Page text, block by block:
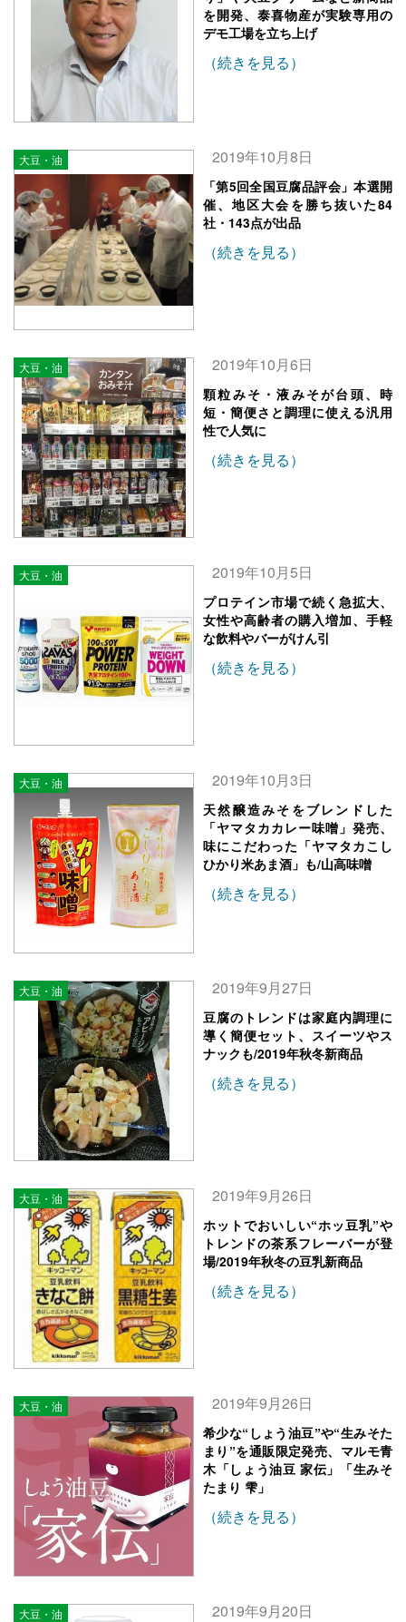
を開発、泰喜物産が実験専用の
デモ工場を立ち上げ
（続きを見る）
大豆・油 2019年10月8日
「第5回全国豆腐品評会」本選開
催、地区大会を勝ち抜いた84
社・143点が出品
（続きを見る）
大豆・油 2019年10月6日
顆粒みそ・液みそが台頭、時
短・簡便さと調理に使える汎用
性で人気に
（続きを見る）
大豆・油 2019年10月5日
プロテイン市場で続く急拡大、
女性や高齢者の購入増加、手軽
な飲料やバーがけん引
（続きを見る）
大豆・油 2019年10月3日
天然醸造みそをブレンドした
「ヤマタカカレー味噌」発売、
味にこだわった「ヤマタカこし
ひかり米あま酒」も/山高味噌
（続きを見る）
大豆・油 2019年9月27日
豆腐のトレンドは家庭内調理に
導く簡便セット、スイーツやス
ナックも/2019年秋冬新商品
（続きを見る）
大豆・油 2019年9月26日
ホットでおいしい“ホッ豆乳”や
トレンドの茶系フレーバーが登
場/2019年秋冬の豆乳新商品
（続きを見る）
大豆・油 2019年9月26日
希少な“しょう油豆”や“生みそた
まり”を通販限定発売、マルモ青
木「しょう油豆 家伝」「生みそ
たまり 雫」
（続きを見る）
大豆・油 2019年9月20日